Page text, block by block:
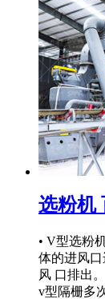
选粉机
• V型选粉
体的进风
风 口排出
v型隔栅多